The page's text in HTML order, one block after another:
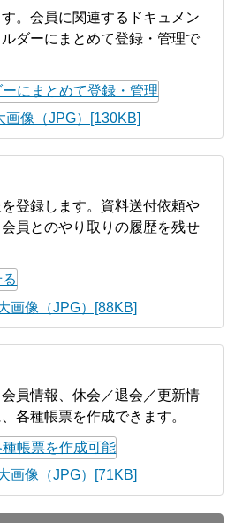
。会員に関連するドキュメン
ダーにまとめて登録・管理で
画像（JPG）[130KB]
登録します。資料送付依頼や
員とのやり取りの履歴を残せ
画像（JPG）[88KB]
員情報、休会／退会／更新情
各種帳票を作成できます。
画像（JPG）[71KB]